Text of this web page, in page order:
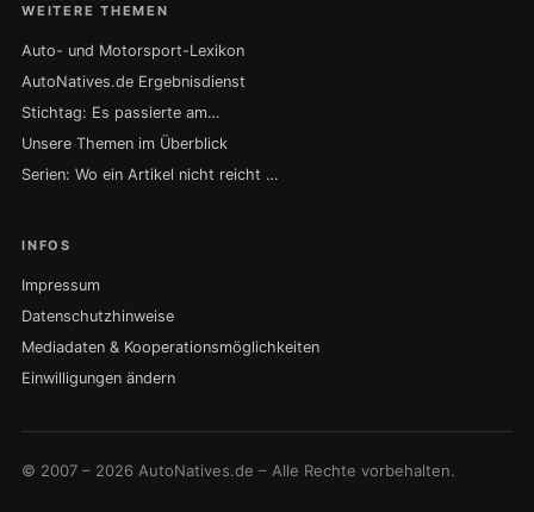
WEITERE THEMEN
Auto- und Motorsport-Lexikon
AutoNatives.de Ergebnisdienst
Stichtag: Es passierte am…
Unsere Themen im Überblick
Serien: Wo ein Artikel nicht reicht …
INFOS
Impressum
Datenschutzhinweise
Mediadaten & Kooperationsmöglichkeiten
Einwilligungen ändern
© 2007 – 2026 AutoNatives.de – Alle Rechte vorbehalten.